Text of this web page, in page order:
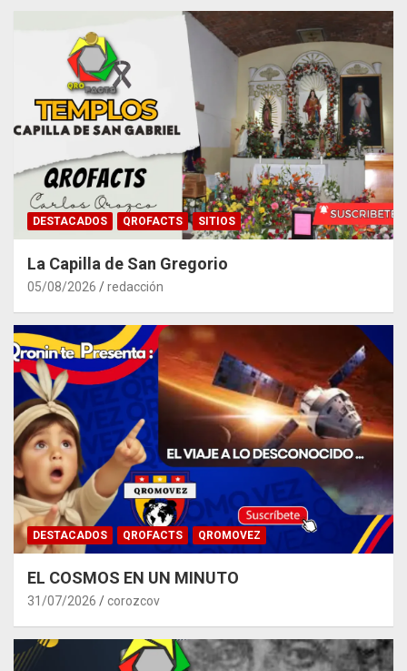
DESTACADOS QROFACTS SITIOS
La Capilla de San Gregorio
05/08/2026 redacción
DESTACADOS QROFACTS QROMOVEZ
EL COSMOS EN UN MINUTO
31/07/2026 corozcov